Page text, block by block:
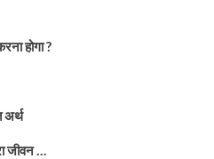
होगा ?
अर्थ
जीवन …